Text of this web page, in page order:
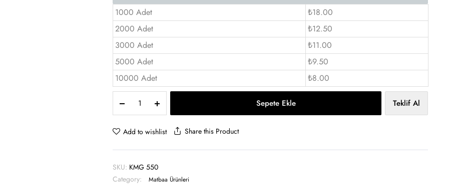
1000 Adet
₺18.00
2000 Adet
₺12.50
3000 Adet
₺11.00
5000 Adet
₺9.50
10000 Adet
₺8.00
Kitap
Ayraç
(Tek)
KMG
quantity
Sepete Ekle Teklif Al
Add to wishlist Share this Product
SKU: KMG 550
Category:
Matbaa Ürünleri